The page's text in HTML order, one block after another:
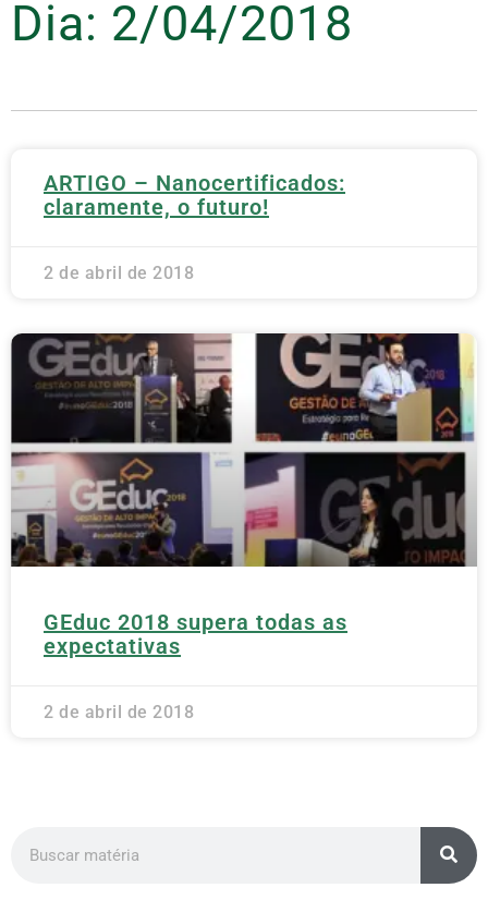
Dia: 2/04/2018
ARTIGO – Nanocertificados:
claramente, o futuro!
2 de abril de 2018
GEduc 2018 supera todas as
expectativas
2 de abril de 2018